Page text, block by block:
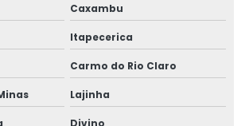
local de trabalho
e periculosidade
técnica
Caxambu
Itapecerica
Carmo do Rio Claro
Lajinha